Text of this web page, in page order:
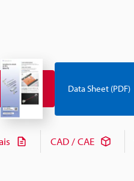
Data Sheet (PDF)
CAD / CAE